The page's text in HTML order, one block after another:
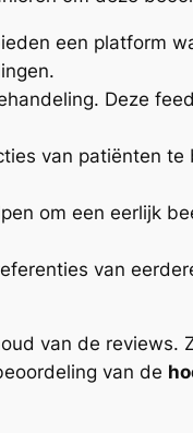
een platform
Deze
van patiënten te
om een eerlijk
van
van de reviews.
van de